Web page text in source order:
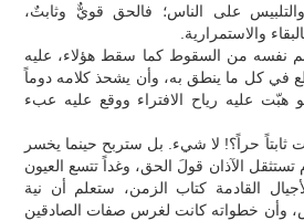
والتلبيس على الناس؛ فالحق قويٌّ وثابتٌ،
والاستمرارية.
نفسه من السقوط كما سقط هؤلاء، عليه
في كل ما ينطق به، وأن يشحذ كلامه دوماً
عليه رياح الافتراء ووقع عليه عبء
حراً؟! لا شيء. بل ستربح حينما يخسر
تستثقل الآذان قولَ الحق، وغداً تتسع العيون
القادمة كتاب الزمن، ستعلم أن نية
وأن خطواته كانت لغرس صفات الصادقين